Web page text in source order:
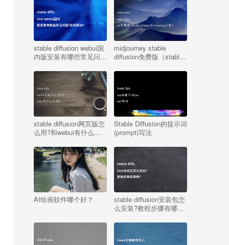
stable diffusion webui国
内版安装有哪些常见问
midjourney stable
diffusion免费版（stable
别）
stable diffusion网页版怎
么用?和webui有什么区
Stable Diffusion的提示词
(prompt)写法
AI绘画软件哪个好？
stable diffusion安装包怎
么安装?教程步骤有哪